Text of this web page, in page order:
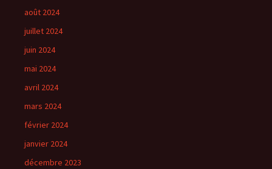
août 2024
juillet 2024
juin 2024
mai 2024
avril 2024
mars 2024
février 2024
janvier 2024
décembre 2023